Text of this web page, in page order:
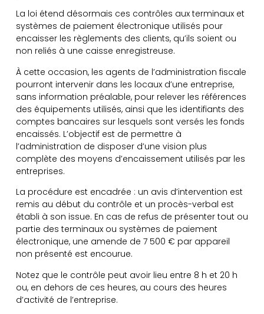
La loi étend désormais ces contrôles aux terminaux et
systèmes de paiement électronique utilisés pour
encaisser les règlements des clients, qu’ils soient ou
non reliés à une caisse enregistreuse.
À cette occasion, les agents de l’administration fiscale
pourront intervenir dans les locaux d’une entreprise,
sans information préalable, pour relever les références
des équipements utilisés, ainsi que les identifiants des
comptes bancaires sur lesquels sont versés les fonds
encaissés. L’objectif est de permettre à
l’administration de disposer d’une vision plus
complète des moyens d’encaissement utilisés par les
entreprises.
La procédure est encadrée : un avis d’intervention est
remis au début du contrôle et un procès-verbal est
établi à son issue. En cas de refus de présenter tout ou
partie des terminaux ou systèmes de paiement
électronique, une amende de 7 500 € par appareil
non présenté est encourue.
Notez que le contrôle peut avoir lieu entre 8 h et 20 h
ou, en dehors de ces heures, au cours des heures
d’activité de l’entreprise.